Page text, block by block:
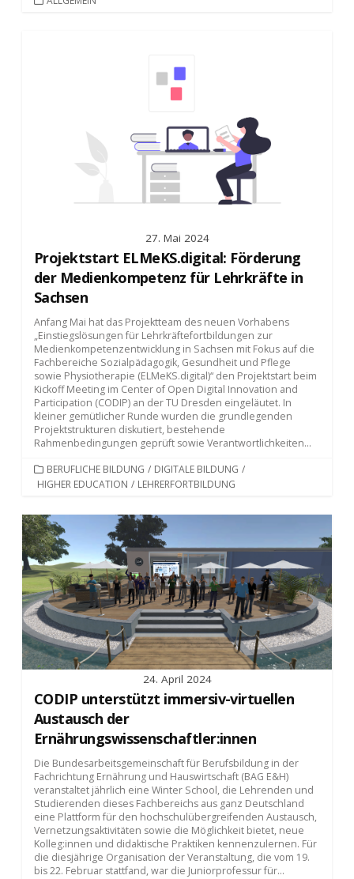
27. Mai 2024
Projektstart ELMeKS.digital: Förderung
der Medienkompetenz für Lehrkräfte in
Sachsen
Anfang Mai hat das Projektteam des neuen Vorhabens
„Einstiegslösungen für Lehrkräftefortbildungen zur
Medienkompetenzentwicklung in Sachsen mit Fokus auf die
Fachbereiche Sozialpädagogik, Gesundheit und Pflege
sowie Physiotherapie (ELMeKS.digital)“ den Projektstart beim
Kickoff Meeting im Center of Open Digital Innovation and
Participation (CODIP) an der TU Dresden eingeläutet. In
kleiner gemütlicher Runde wurden die grundlegenden
Projektstrukturen diskutiert, bestehende
Rahmenbedingungen geprüft sowie Verantwortlichkeiten...
KATEGORIEN
BERUFLICHE BILDUNG / DIGITALE BILDUNG /
HIGHER EDUCATION / LEHRERFORTBILDUNG
24. April 2024
CODIP unterstützt immersiv-virtuellen
Austausch der
Ernährungswissenschaftler:innen
Die Bundesarbeitsgemeinschaft für Berufsbildung in der
Fachrichtung Ernährung und Hauswirtschaft (BAG E&H)
veranstaltet jährlich eine Winter School, die Lehrenden und
Studierenden dieses Fachbereichs aus ganz Deutschland
eine Plattform für den hochschulübergreifenden Austausch,
Vernetzungsaktivitäten sowie die Möglichkeit bietet, neue
Kolleg:innen und didaktische Praktiken kennenzulernen. Für
die diesjährige Organisation der Veranstaltung, die vom 19.
bis 22. Februar stattfand, war die Juniorprofessur für...